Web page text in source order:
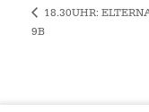
18.30UHR:
9B